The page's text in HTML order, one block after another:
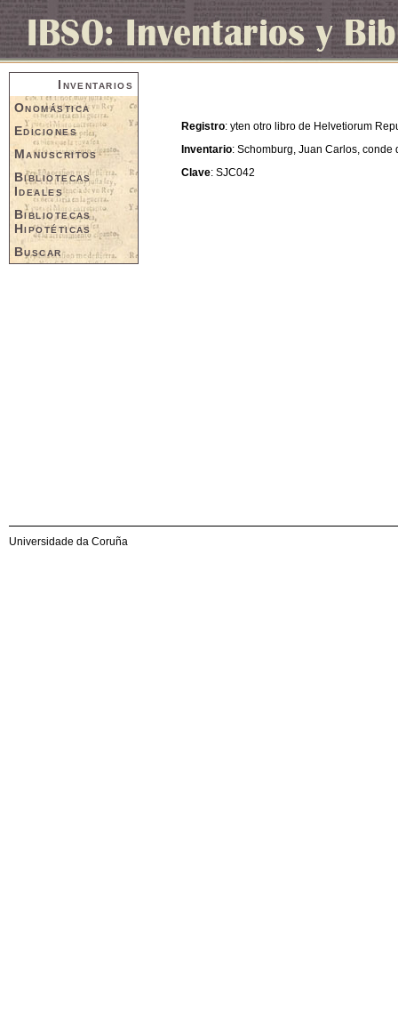
Inventarios
Onomástica
Ediciones
Manuscritos
Bibliotecas
Ideales
Bibliotecas
Hipotéticas
Buscar
Registro: yten otro libro de Helvetiorum
Inventario: Schomburg, Juan Carlos, conde
Clave: SJC042
Universidade da Coruña